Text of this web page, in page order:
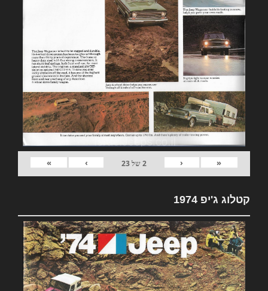
«
‹
2של23
›
»
קטלוג ג'יפ 1974